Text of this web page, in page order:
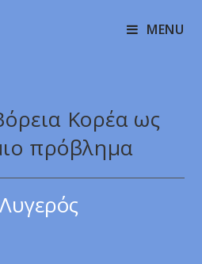
MENU
Κορέα ως
πρόβλημα